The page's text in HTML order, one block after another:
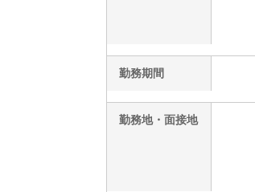
勤務期間
勤務地・面接地